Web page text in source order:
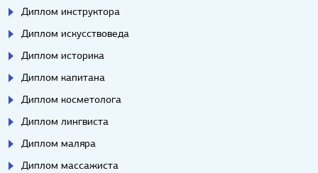
Диплом инструктора
Диплом искусствоведа
Диплом историка
Диплом капитана
Диплом косметолога
Диплом лингвиста
Диплом маляра
Диплом массажиста